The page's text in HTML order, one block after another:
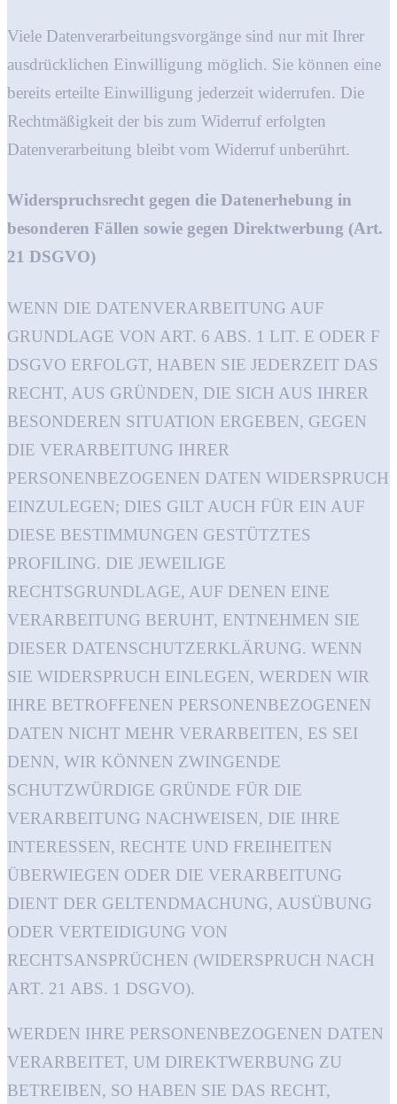
Viele Datenverarbeitungsvorgänge sind nur mit Ihrer
ausdrücklichen Einwilligung möglich. Sie können eine
bereits erteilte Einwilligung jederzeit widerrufen. Die
Rechtmäßigkeit der bis zum Widerruf erfolgten
Datenverarbeitung bleibt vom Widerruf unberührt.
Widerspruchsrecht gegen die Datenerhebung in
besonderen Fällen sowie gegen Direktwerbung (Art.
21 DSGVO)
WENN DIE DATENVERARBEITUNG AUF
GRUNDLAGE VON ART. 6 ABS. 1 LIT. E ODER F
DSGVO ERFOLGT, HABEN SIE JEDERZEIT DAS
RECHT, AUS GRÜNDEN, DIE SICH AUS IHRER
BESONDEREN SITUATION ERGEBEN, GEGEN
DIE VERARBEITUNG IHRER
PERSONENBEZOGENEN DATEN WIDERSPRUCH
EINZULEGEN; DIES GILT AUCH FÜR EIN AUF
DIESE BESTIMMUNGEN GESTÜTZTES
PROFILING. DIE JEWEILIGE
RECHTSGRUNDLAGE, AUF DENEN EINE
VERARBEITUNG BERUHT, ENTNEHMEN SIE
DIESER DATENSCHUTZERKLÄRUNG. WENN
SIE WIDERSPRUCH EINLEGEN, WERDEN WIR
IHRE BETROFFENEN PERSONENBEZOGENEN
DATEN NICHT MEHR VERARBEITEN, ES SEI
DENN, WIR KÖNNEN ZWINGENDE
SCHUTZWÜRDIGE GRÜNDE FÜR DIE
VERARBEITUNG NACHWEISEN, DIE IHRE
INTERESSEN, RECHTE UND FREIHEITEN
ÜBERWIEGEN ODER DIE VERARBEITUNG
DIENT DER GELTENDMACHUNG, AUSÜBUNG
ODER VERTEIDIGUNG VON
RECHTSANSPRÜCHEN (WIDERSPRUCH NACH
ART. 21 ABS. 1 DSGVO).
WERDEN IHRE PERSONENBEZOGENEN DATEN
VERARBEITET, UM DIREKTWERBUNG ZU
BETREIBEN, SO HABEN SIE DAS RECHT,